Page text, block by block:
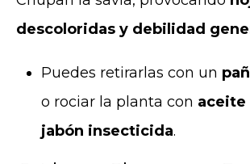
descoloridas y debilidad
Puedes retirarlas con un
o rociar la planta con aceite
jabón insecticida.